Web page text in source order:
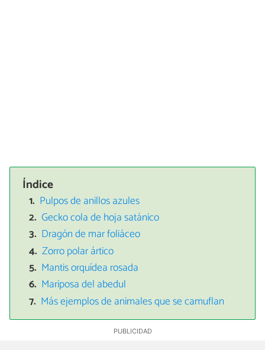
Índice
Pulpos de anillos azules
Gecko cola de hoja satánico
Dragón de mar foliáceo
Zorro polar ártico
Mantis orquídea rosada
Mariposa del abedul
Más ejemplos de animales que se camuflan